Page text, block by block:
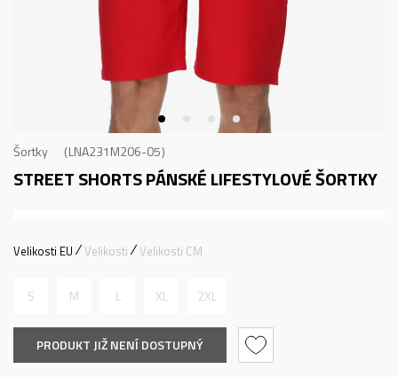
Šortky LNA231M206-05
STREET SHORTSPÁNSKÉ LIFESTYLOVÉ ŠORTKY
Velikosti EU Velikosti Velikosti CM
S M L XL 2XL
PRODUKT JIŽ NENÍ DOSTUPNÝ